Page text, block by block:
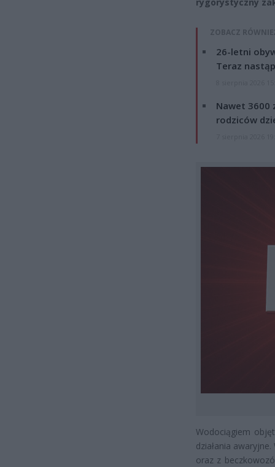
ZOBACZ
26-letni
Teraz
Nawet 3600
rodziców
Wodociągiem
działania
oraz z